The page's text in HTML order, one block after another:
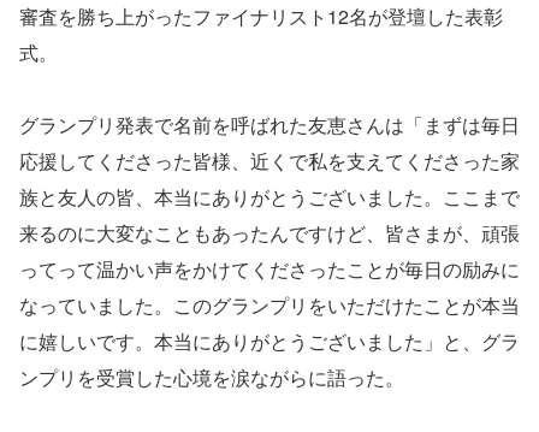
審査を勝ち上がったファイナリスト12名が登壇した表彰
式。
グランプリ発表で名前を呼ばれた友恵さんは「まずは毎日
応援してくださった皆様、近くで私を支えてくださった家
族と友人の皆、本当にありがとうございました。ここまで
来るのに大変なこともあったんですけど、皆さまが、頑張
ってって温かい声をかけてくださったことが毎日の励みに
なっていました。このグランプリをいただけたことが本当
に嬉しいです。本当にありがとうございました」と、グラ
ンプリを受賞した心境を涙ながらに語った。